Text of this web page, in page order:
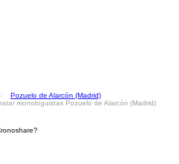
Pozuelo de Alarcón (Madrid)
monologuistas Pozuelo de Alarcón (Madrid)